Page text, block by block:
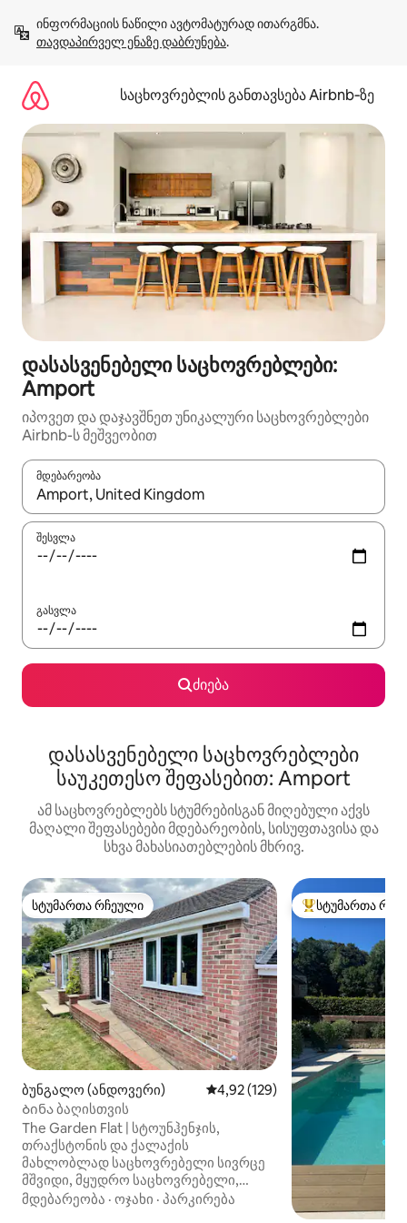
გადასვლა
თავდაპირველ ენაზე დაბრუნება.
საცხოვრებლის განთავსება Airbnb‑ზე
დასასვენებელი საცხოვრებლები:
Amport
იპოვეთ და დაჯავშნეთ უნიკალური საცხოვრებლები
Airbnb-ს მეშვეობით
მდებარეობა
როცა შედეგები ხელმისაწვდომი გახდება, ნავიგაციისთვის
შესვლა
გასვლა
ძიება
დასასვენებელი საცხოვრებლები
საუკეთესო შეფასებით: Amport
ამ საცხოვრებლებს სტუმრებისგან მიღებული აქვს
მაღალი შეფასებები მდებარეობის, სისუფთავისა და
სხვა მახასიათებლების მხრივ.
სტუმართა რჩეული
სტუმართა რჩეული
ბუნგალო (ანდოვერი) საშუალო შეფასებაა 5‑დან
4,92 (129)
Ბინა ბაღისთვის
The Garden Flat | სტოუნჰენჯის,
თრაქსტონის და ქალაქის
მახლობლად საცხოვრებელი სივრცე
მშვიდი, მყუდრო საცხოვრებელი,
რომელიც მდებარეობს მშვიდ
მდებარეობა · ოჯახი · პარკირება
სტუმართა
სტუმართა